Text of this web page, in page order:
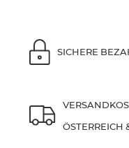
SICHERE
ÖSTERREICH